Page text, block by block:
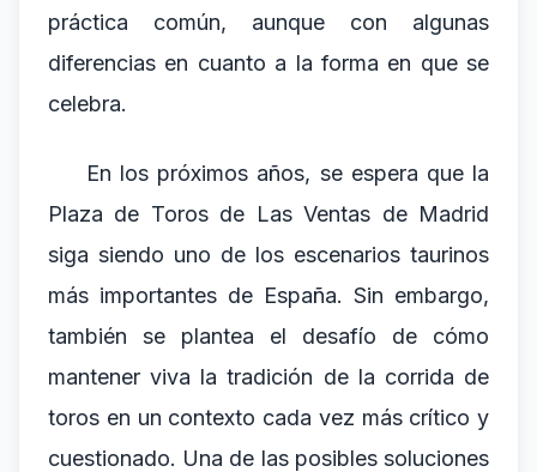
práctica común, aunque con algunas
diferencias en cuanto a la forma en que se
celebra.
En los próximos años, se espera que la
Plaza de Toros de Las Ventas de Madrid
siga siendo uno de los escenarios taurinos
más importantes de España. Sin embargo,
también se plantea el desafío de cómo
mantener viva la tradición de la corrida de
toros en un contexto cada vez más crítico y
cuestionado. Una de las posibles soluciones